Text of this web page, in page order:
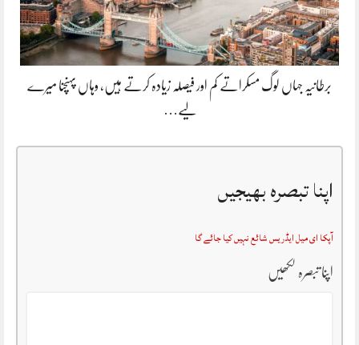
برطانیہ جہاں لوگ مسکراتے کم اور فیصلہ زیادہ کرتے ہیں، وہاں پہنچنا میرے
لیے…
اپنا تبصرہ بھیجیں
آپکا ای میل ایڈریس شائع نہیں کیا جائے گا
اپنا تبصرہ لکھیں